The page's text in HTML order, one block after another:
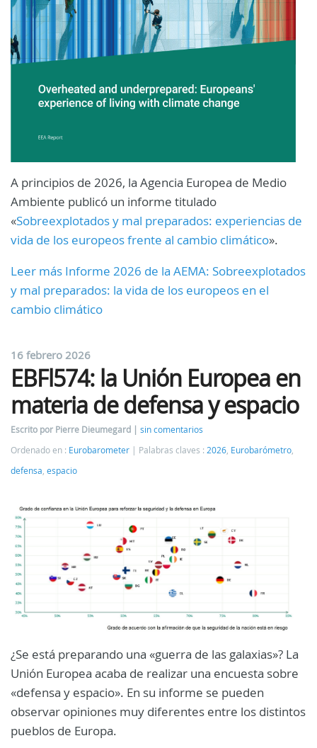
A principios de 2026, la Agencia Europea de Medio
Ambiente publicó un informe titulado
«Sobreexplotados y mal preparados: experiencias de
vida de los europeos frente al cambio climático».
Leer más Informe 2026 de la AEMA: Sobreexplotados
y mal preparados: la vida de los europeos en el
cambio climático
16 febrero 2026
EBFl574: la Unión Europea en
materia de defensa y espacio
Escrito por Pierre Dieumegard
sin comentarios
Ordenado en : Eurobarometer Palabras claves : 2026 Eurobarómetro
defensa espacio
¿Se está preparando una «guerra de las galaxias»? La
Unión Europea acaba de realizar una encuesta sobre
«defensa y espacio». En su informe se pueden
observar opiniones muy diferentes entre los distintos
pueblos de Europa.